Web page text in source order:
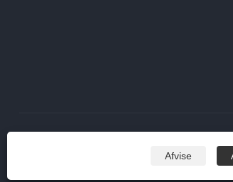
Copyright © 2023 Zhuhai GY Hockey Co.,
Afvise